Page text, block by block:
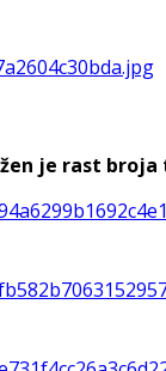
je rast